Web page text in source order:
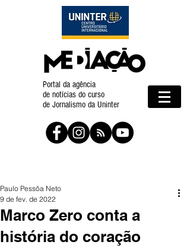
Portal da agência
de notícias do curso
de Jornalismo da Uninter
Marco Zero conta a
história do coração
Paulo Pessôa Neto
9 de fev. de 2022